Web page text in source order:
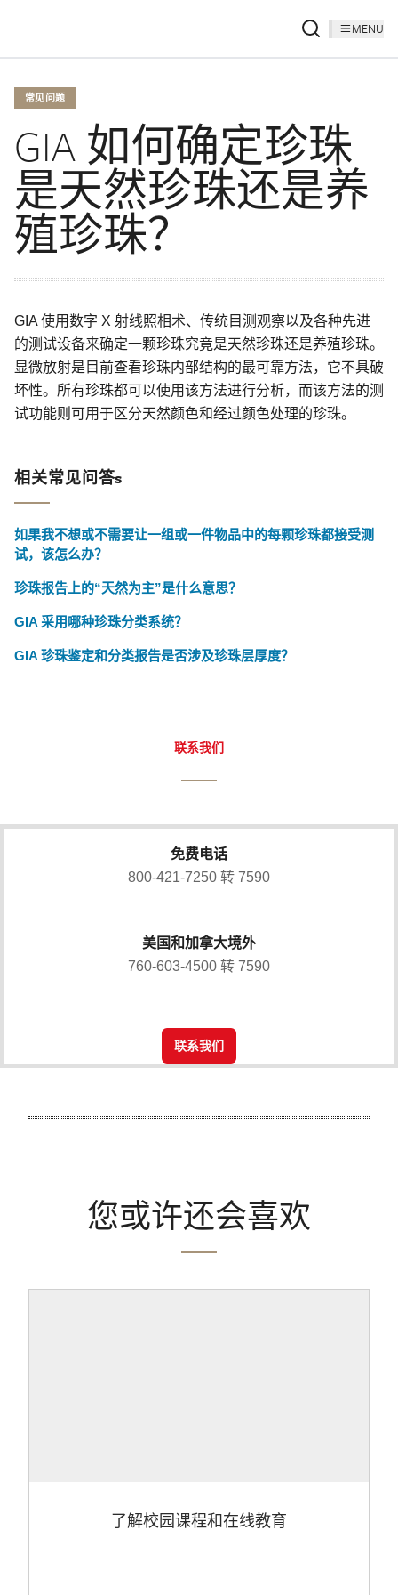
MENU
常见问题
GIA 如何确定珍珠
是天然珍珠还是养
殖珍珠？
GIA 使用数字 X 射线照相术、传统目测观察以及各种先进
的测试设备来确定一颗珍珠究竟是天然珍珠还是养殖珍珠。
显微放射是目前查看珍珠内部结构的最可靠方法，它不具破
坏性。所有珍珠都可以使用该方法进行分析，而该方法的测
试功能则可用于区分天然颜色和经过颜色处理的珍珠。
相关常见问答s
如果我不想或不需要让一组或一件物品中的每颗珍珠都接受测
试，该怎么办？
珍珠报告上的“天然为主”是什么意思？
GIA 采用哪种珍珠分类系统？
GIA 珍珠鉴定和分类报告是否涉及珍珠层厚度？
联系我们
免费电话
800-421-7250 转 7590
美国和加拿大境外
760-603-4500 转 7590
联系我们
您或许还会喜欢
了解校园课程和在线教育